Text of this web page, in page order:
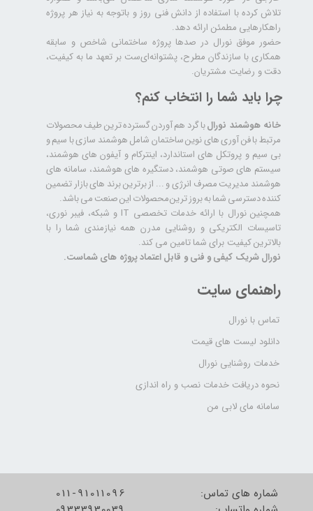
تلاش کرده با استفاده از دانش فنی روز و باتوجه به نیاز هر پروژه
راهکارهایی مطمئن ارائه دهد.
حضور موفق نورال در صدها پروژه‌ ساختمانی شاخص و سابقه
همکاری با سازندگان مطرح، پشتوانه‌ای‌ست بر تعهد ما به کیفیت،
دقت و رضایت مشتریان.
راهنمای سایت
تماس با نورال
دانلود لیست های قیمت
خدمات روشنایی نورال
نحوه دریافت خدمات نصب و راه اندازی
سامانه مای لابی من
چرا باید شما را انتخاب کنم؟
خانه هوشمند نورالبا گرد هم آوردن گسترده ترین طیف محصولات
مرتبط با فن آوری های نوین ساختمان شامل هوشمند سازی با سیم و
بی سیم و پروتکل های استاندارد، اینترکام و آیفون های هوشمند،
سیستم های صوتی هوشمند، دستگیره های هوشمند، سامانه های
هوشمند مدیریت مصرف انرژی و ... از برترین برند های بازار تضمین
کننده دسترسی شما به بروز ترین محصولات این صنعت می باشد.
همچنین نورال با ارائه خدمات تخصصی IT و شبکه، فیبر نوری،
تاسیسات الکتریکی و روشنایی مدرن همه نیازمندی شما را با
بالاترین کیفیت برای شما تامین می کند.
نورال شریک کیفی و فنی و قابل اعتماد پروژه های شماست.
شماره های تماس:
011-91011096